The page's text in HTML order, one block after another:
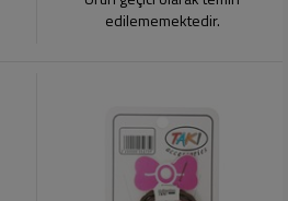
edilememektedir.